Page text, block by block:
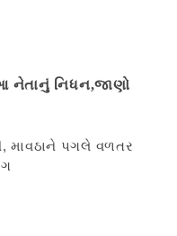
નેતાનું નિધન,જાણો